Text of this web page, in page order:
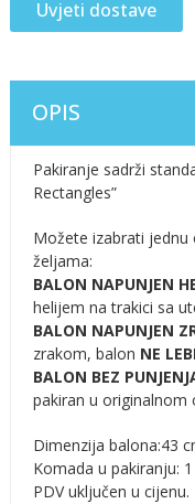
Uvjeti dostave
OPIS
Pakiranje sadrži
Rectangles”
Možete izabrati
željama:
BALON NAPUNJEN
helijem na trakici sa
BALON NAPUNJEN
zrakom, balon NE
BALON BEZ
pakiran u originalnom
Dimenzija balona:43
Komada u pakiranju:
PDV uključen u cijenu.